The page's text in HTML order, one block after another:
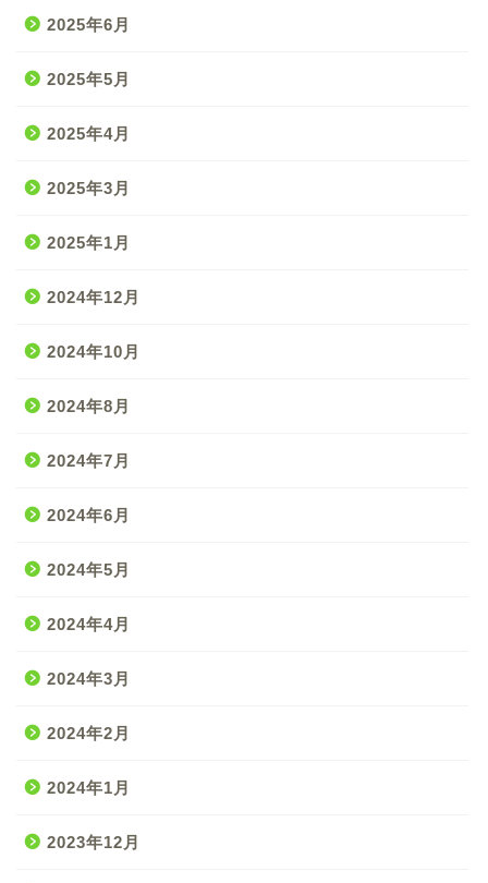
2025年6月
2025年5月
2025年4月
2025年3月
2025年1月
2024年12月
2024年10月
2024年8月
2024年7月
2024年6月
2024年5月
2024年4月
2024年3月
2024年2月
2024年1月
2023年12月